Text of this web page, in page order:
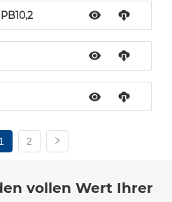
1 2
vollen Wert Ihrer